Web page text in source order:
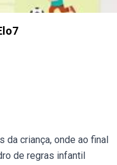
criança, onde ao final
de regras infantil